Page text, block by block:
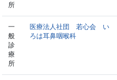
所
一
般
診
療
所
医療法人社団 若心会 い
ろは耳鼻咽喉科